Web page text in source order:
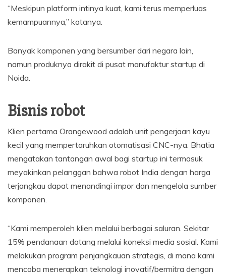
“Meskipun platform intinya kuat, kami terus memperluas
kemampuannya,” katanya.
Banyak komponen yang bersumber dari negara lain,
namun produknya dirakit di pusat manufaktur startup di
Noida.
Bisnis robot
Klien pertama Orangewood adalah unit pengerjaan kayu
kecil yang mempertaruhkan otomatisasi CNC-nya. Bhatia
mengatakan tantangan awal bagi startup ini termasuk
meyakinkan pelanggan bahwa robot India dengan harga
terjangkau dapat menandingi impor dan mengelola sumber
komponen.
“Kami memperoleh klien melalui berbagai saluran. Sekitar
15% pendanaan datang melalui koneksi media sosial. Kami
melakukan program penjangkauan strategis, di mana kami
mencoba menerapkan teknologi inovatif/bermitra dengan